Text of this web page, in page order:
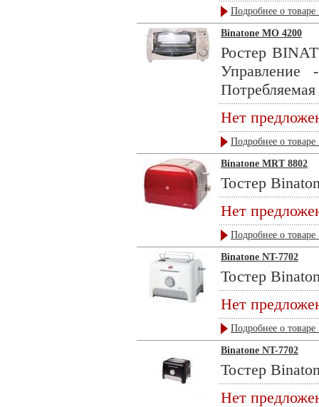
Подробнее о товаре
Binatone MO 4200
Ростер
Нет
Подробнее о товаре
Binatone MRT 8802
Тостер
Нет
Подробнее о товаре
Binatone NT-7702
Тостер
Нет
Подробнее о товаре
Binatone NT-7702
Тостер
Нет